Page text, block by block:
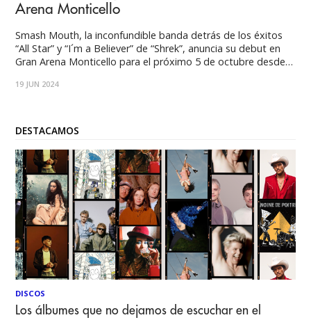
Arena Monticello
Smash Mouth, la inconfundible banda detrás de los éxitos
“All Star” y “I´m a Believer” de “Shrek”, anuncia su debut en
Gran Arena Monticello para el próximo 5 de octubre desde
martes 25 de junio desde las
19 JUN 2024
DESTACAMOS
DISCOS
Los álbumes que no dejamos de escuchar en el